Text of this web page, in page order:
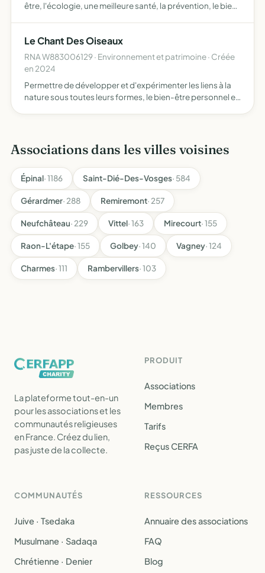
être, l'écologie, une meilleure santé, la prévention, le bien
Le Chant Des Oiseaux
RNA W883006129 · Environnement et patrimoine · Créée
en 2024
Permettre de développer et d'expérimenter les liens à la
nature sous toutes leurs formes, le bien-être personnel et
Associations dans les villes voisines
Épinal· 1186 Saint-Dié-Des-Vosges· 584
Gérardmer· 288 Remiremont· 257
Neufchâteau· 229 Vittel· 163 Mirecourt· 155
Raon-L'étape· 155 Golbey· 140 Vagney· 124
Charmes· 111 Rambervillers· 103
La plateforme tout-en-un
pour les associations et les
communautés religieuses
en France. Créez du lien,
pas juste de la collecte.
PRODUIT
Associations
Membres
Tarifs
Reçus CERFA
COMMUNAUTÉS
Juive · Tsedaka
Musulmane · Sadaqa
Chrétienne · Denier
RESSOURCES
Annuaire des associations
FAQ
Blog